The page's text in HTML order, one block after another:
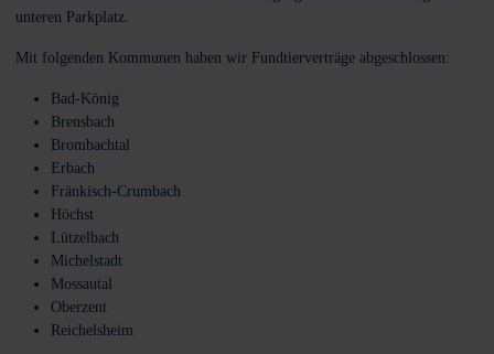
unteren Parkplatz.
Mit folgenden Kommunen haben wir Fundtierverträge abgeschlossen:
Bad-König
Brensbach
Brombachtal
Erbach
Fränkisch-Crumbach
Höchst
Lützelbach
Michelstadt
Mossautal
Oberzent
Reichelsheim